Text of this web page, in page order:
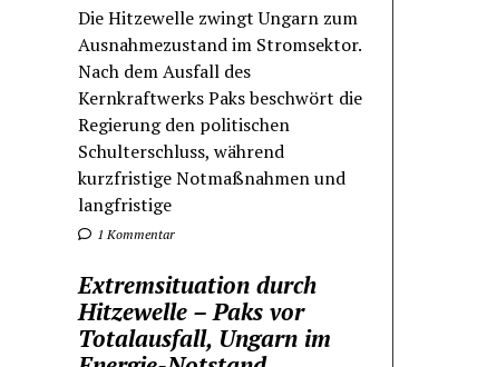
Die Hitzewelle zwingt Ungarn zum
Ausnahmezustand im Stromsektor.
Nach dem Ausfall des
Kernkraftwerks Paks beschwört die
Regierung den politischen
Schulterschluss, während
kurzfristige Notmaßnahmen und
langfristige
1 Kommentar
Extremsituation durch
Hitzewelle – Paks vor
Totalausfall, Ungarn im